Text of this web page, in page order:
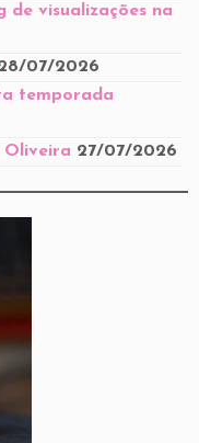
de visualizações na
07/2026
temporada
Oliveira 27/07/2026